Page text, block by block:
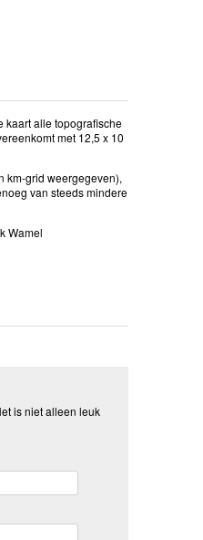
kaart alle topografische
met 12,5 x 10
km-grid weergegeven),
van steeds mindere
Wamel
is niet alleen leuk